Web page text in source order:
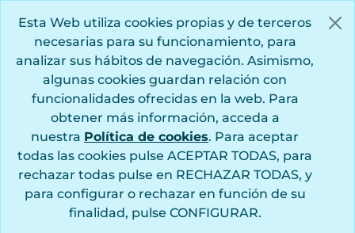
Esta Web utiliza cookies propias y de terceros
necesarias para su funcionamiento, para
analizar sus hábitos de navegación. Asimismo,
algunas cookies guardan relación con
funcionalidades ofrecidas en la web. Para
obtener más información, acceda a
nuestra Política de cookies. Para aceptar
todas las cookies pulse ACEPTAR TODAS, para
rechazar todas pulse en RECHAZAR TODAS, y
para configurar o rechazar en función de su
finalidad, pulse CONFIGURAR.